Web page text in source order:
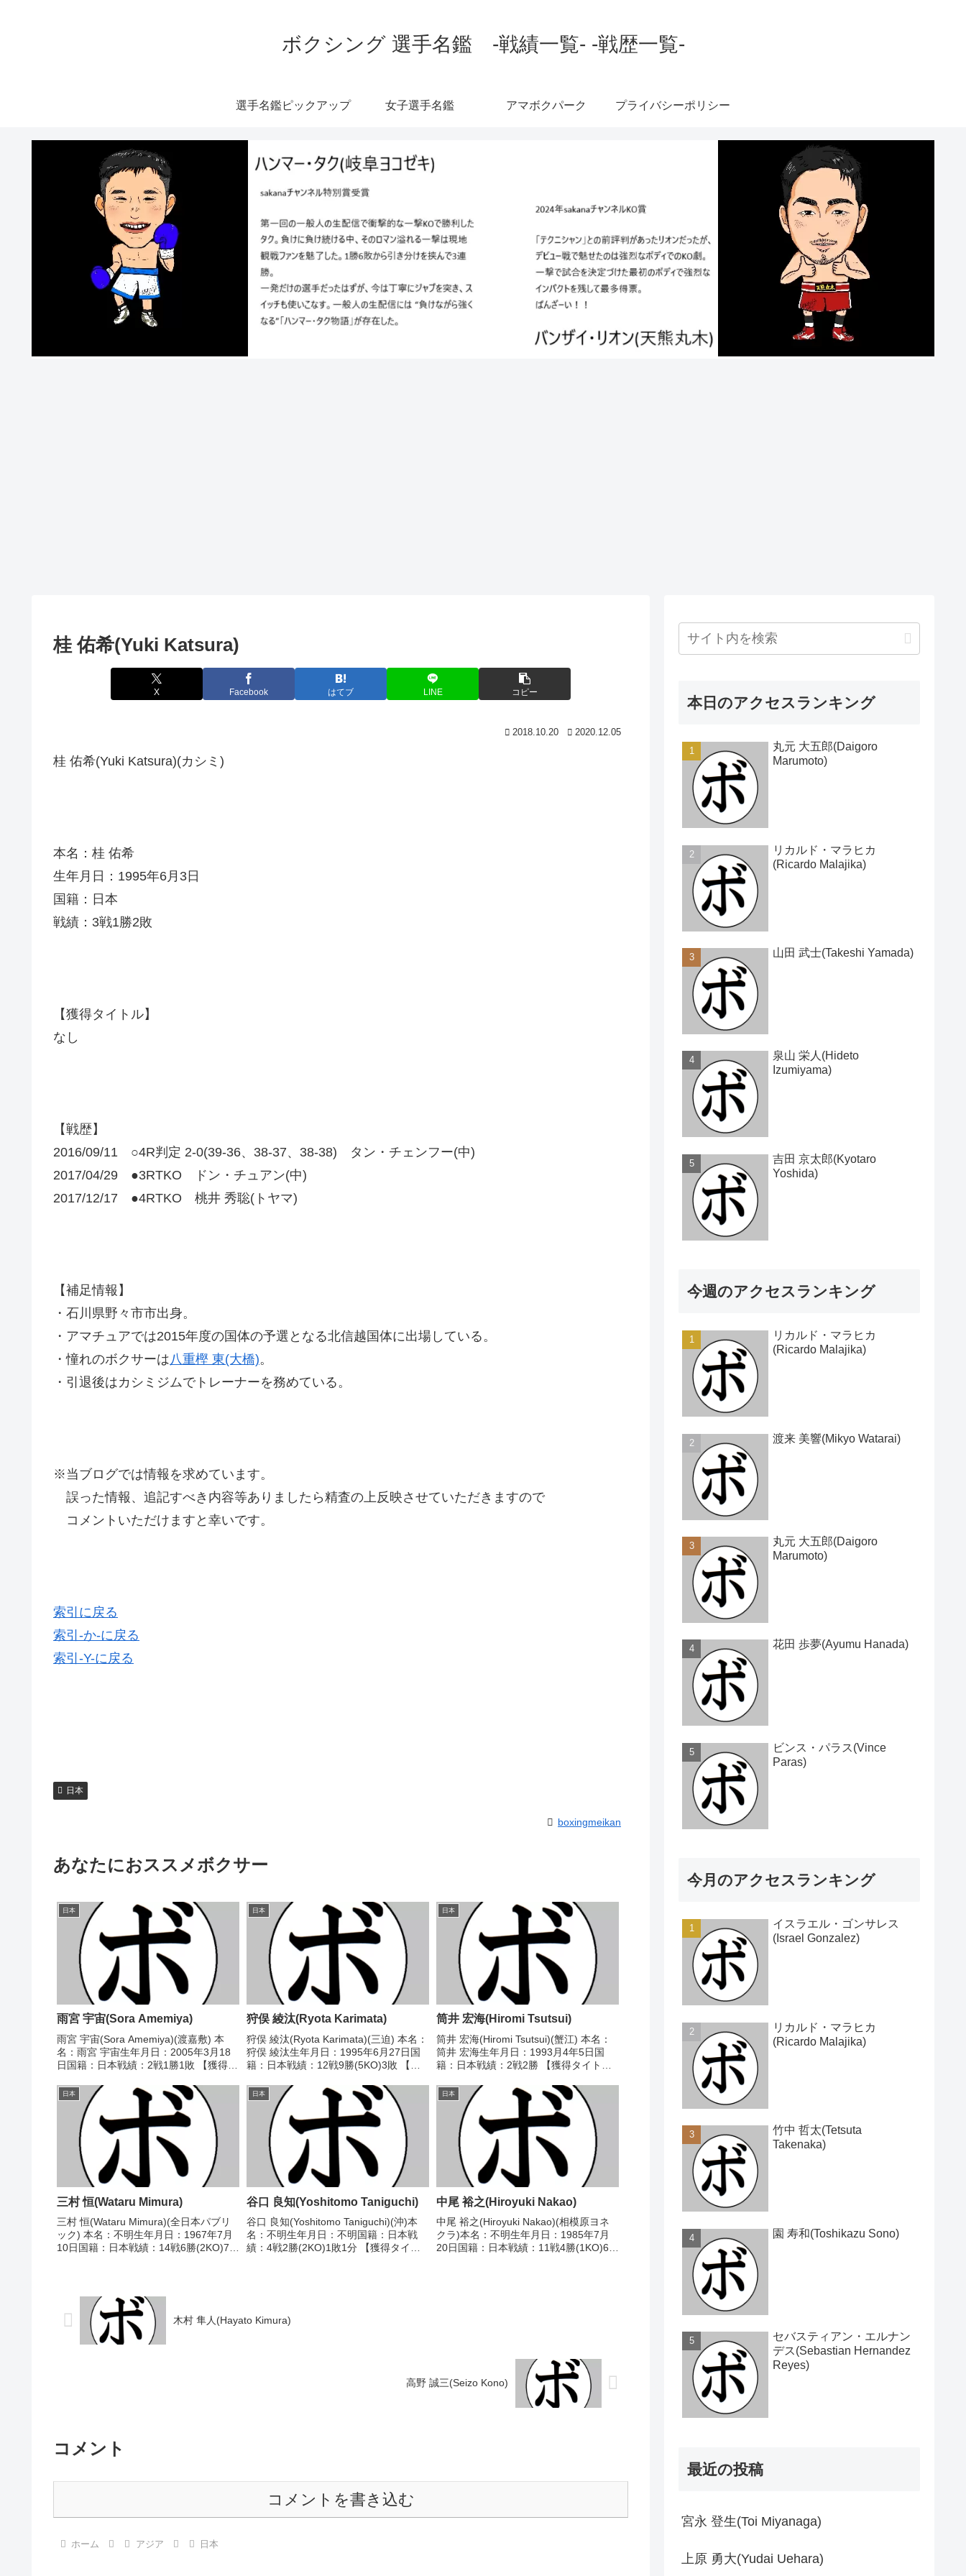
ボクシング 選手名鑑 -戦績一覧- -戦歴一覧-
選手名鑑ピックアップ 女子選手名鑑 アマボクパーク プライバシーポリシー
桂 佑希(Yuki Katsura)
X Facebook はてブ LINE コピー
2018.10.20 2020.12.05
桂 佑希(Yuki Katsura)(カシミ)
本名：桂 佑希
生年月日：1995年6月3日
国籍：日本
戦績：3戦1勝2敗
【獲得タイトル】
なし
【戦歴】
2016/09/11 ○4R判定 2-0(39-36、38-37、38-38) タン・チェンフー(中)
2017/04/29 ●3RTKO ドン・チュアン(中)
2017/12/17 ●4RTKO 桃井 秀聡(トヤマ)
【補足情報】
・石川県野々市市出身。
・アマチュアでは2015年度の国体の予選となる北信越国体に出場している。
・憧れのボクサーは八重樫 東(大橋)。
・引退後はカシミジムでトレーナーを務めている。
※当ブログでは情報を求めています。
誤った情報、追記すべき内容等ありましたら精査の上反映させていただきますので
コメントいただけますと幸いです。
索引に戻る
索引-か-に戻る
索引-Y-に戻る
日本
boxingmeikan
あなたにおススメボクサー
日本
雨宮 宇宙(Sora Amemiya)
雨宮 宇宙(Sora Amemiya)(渡嘉敷) 本
名：雨宮 宇宙生年月日：2005年3月18
日国籍：日本戦績：2戦1勝1敗 【獲得タ
○4R判定 3-0(40-36、39-37、39-37)
和地...
日本
狩俣 綾汰(Ryota Karimata)
狩俣 綾汰(Ryota Karimata)(三迫) 本名：
狩俣 綾汰生年月日：1995年6月27日国
籍：日本戦績：12戦9勝(5KO)3敗 【獲
ライ級新人王 【戦歴】2019/06/09
○1R棄権 楠...
日本
筒井 宏海(Hiromi Tsutsui)
筒井 宏海(Hiromi Tsutsui)(蟹江) 本名：
筒井 宏海生年月日：1993月4年5日国
籍：日本戦績：2戦2勝 【獲得タイト
定 3-0(40-36、40-36、40-36) エマ
ン・...
日本
三村 恒(Wataru Mimura)
三村 恒(Wataru Mimura)(全日本パブリ
ック) 本名：不明生年月日：1967年7月
10日国籍：日本戦績：14戦6勝(2KO)7敗
日本
谷口 良知(Yoshitomo Taniguchi)
谷口 良知(Yoshitomo Taniguchi)(沖)本
名：不明生年月日：不明国籍：日本戦
績：4戦2勝(2KO)1敗1分 【獲得タイト
日本
中尾 裕之(Hiroyuki Nakao)
中尾 裕之(Hiroyuki Nakao)(相模原ヨネ
クラ)本名：不明生年月日：1985年7月
20日国籍：日本戦績：11戦4勝(1KO)6敗
木村 隼人(Hayato Kimura)
高野 誠三(Seizo Kono)
コメント
コメントを書き込む
ホーム アジア 日本
本日のアクセスランキング
丸元 大五郎(Daigoro
Marumoto)
リカルド・マラヒカ
(Ricardo Malajika)
山田 武士(Takeshi Yamada)
泉山 栄人(Hideto
Izumiyama)
吉田 京太郎(Kyotaro
Yoshida)
今週のアクセスランキング
リカルド・マラヒカ
(Ricardo Malajika)
渡来 美響(Mikyo Watarai)
丸元 大五郎(Daigoro
Marumoto)
花田 歩夢(Ayumu Hanada)
ビンス・パラス(Vince
Paras)
今月のアクセスランキング
イスラエル・ゴンサレス
(Israel Gonzalez)
リカルド・マラヒカ
(Ricardo Malajika)
竹中 哲太(Tetsuta
Takenaka)
園 寿和(Toshikazu Sono)
セバスティアン・エルナン
デス(Sebastian Hernandez
Reyes)
最近の投稿
宮永 登生(Toi Miyanaga)
上原 勇大(Yudai Uehara)